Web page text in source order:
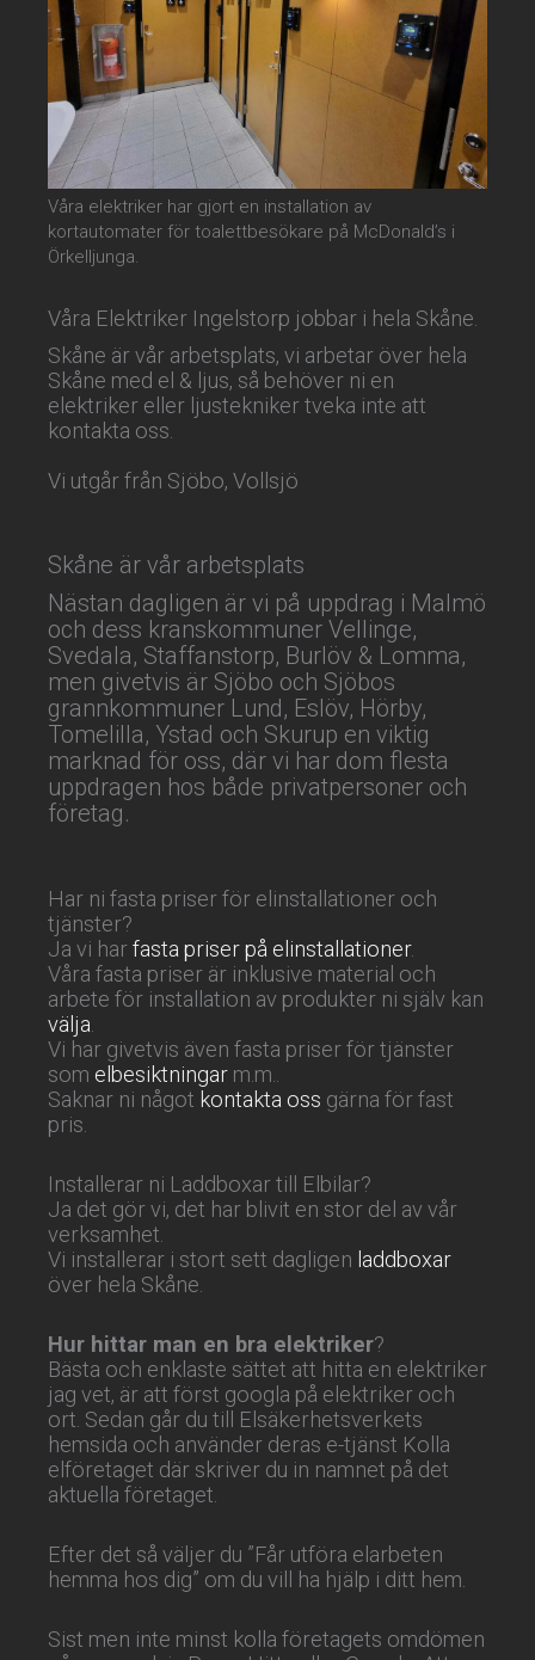
Våra elektriker har gjort en installation av
kortautomater för toalettbesökare på McDonald’s i
Örkelljunga.
Våra Elektriker Ingelstorp jobbar i hela Skåne.
Skåne är vår arbetsplats, vi arbetar över hela
Skåne med el & ljus, så behöver ni en
elektriker eller ljustekniker tveka inte att
kontakta oss.
Vi utgår från Sjöbo, Vollsjö
Skåne är vår arbetsplats
Nästan dagligen är vi på uppdrag i Malmö
och dess kranskommuner Vellinge,
Svedala, Staffanstorp, Burlöv & Lomma,
men givetvis är Sjöbo och Sjöbos
grannkommuner Lund, Eslöv, Hörby,
Tomelilla, Ystad och Skurup en viktig
marknad för oss, där vi har dom flesta
uppdragen hos både privatpersoner och
företag.
Har ni fasta priser för elinstallationer och
tjänster?
Ja vi harfasta priser på elinstallationer.
Våra fasta priser är inklusive material och
arbete för installation av produkter ni själv kan
välja
Vi har givetvis även fasta priser för tjänster
som elbesiktningar m.m..
Saknar ni något kontakta oss gärna för fast
pris.
Installerar ni Laddboxar till Elbilar?
Ja det gör vi, det har blivit en stor del av vår
verksamhet.
Vi installerar i stort sett dagligen laddboxar
över hela Skåne.
Hur hittar man en bra elektriker?
Bästa och enklaste sättet att hitta en elektriker
jag vet, är att först googla på elektriker och
ort. Sedan går du till Elsäkerhetsverkets
hemsida och använder deras e-tjänst Kolla
elföretaget där skriver du in namnet på det
aktuella företaget.
Efter det så väljer du ”Får utföra elarbeten
hemma hos dig” om du vill ha hjälp i ditt hem.
Sist men inte minst kolla företagets omdömen